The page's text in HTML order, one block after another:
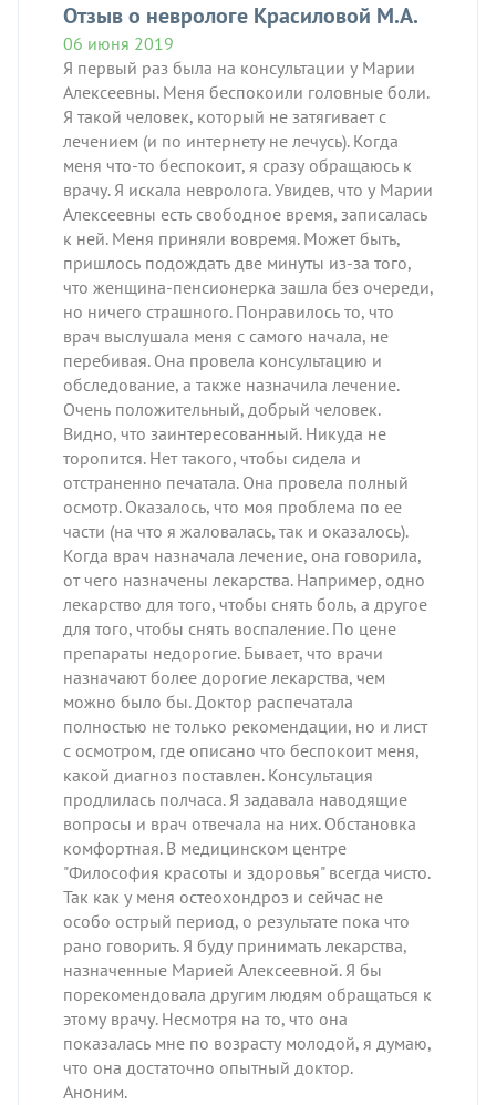
Отзыв о неврологе Красиловой М.А.
06 июня 2019
Я первый раз была на консультации у Марии
Алексеевны. Меня беспокоили головные боли.
Я такой человек, который не затягивает с
лечением (и по интернету не лечусь). Когда
меня что-то беспокоит, я сразу обращаюсь к
врачу. Я искала невролога. Увидев, что у Марии
Алексеевны есть свободное время, записалась
к ней. Меня приняли вовремя. Может быть,
пришлось подождать две минуты из-за того,
что женщина-пенсионерка зашла без очереди,
но ничего страшного. Понравилось то, что
врач выслушала меня с самого начала, не
перебивая. Она провела консультацию и
обследование, а также назначила лечение.
Очень положительный, добрый человек.
Видно, что заинтересованный. Никуда не
торопится. Нет такого, чтобы сидела и
отстраненно печатала. Она провела полный
осмотр. Оказалось, что моя проблема по ее
части (на что я жаловалась, так и оказалось).
Когда врач назначала лечение, она говорила,
от чего назначены лекарства. Например, одно
лекарство для того, чтобы снять боль, а другое
для того, чтобы снять воспаление. По цене
препараты недорогие. Бывает, что врачи
назначают более дорогие лекарства, чем
можно было бы. Доктор распечатала
полностью не только рекомендации, но и лист
с осмотром, где описано что беспокоит меня,
какой диагноз поставлен. Консультация
продлилась полчаса. Я задавала наводящие
вопросы и врач отвечала на них. Обстановка
комфортная. В медицинском центре
"Философия красоты и здоровья" всегда чисто.
Так как у меня остеохондроз и сейчас не
особо острый период, о результате пока что
рано говорить. Я буду принимать лекарства,
назначенные Марией Алексеевной. Я бы
порекомендовала другим людям обращаться к
этому врачу. Несмотря на то, что она
показалась мне по возрасту молодой, я думаю,
что она достаточно опытный доктор.
Аноним.